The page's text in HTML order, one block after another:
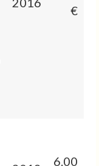
€
6.00